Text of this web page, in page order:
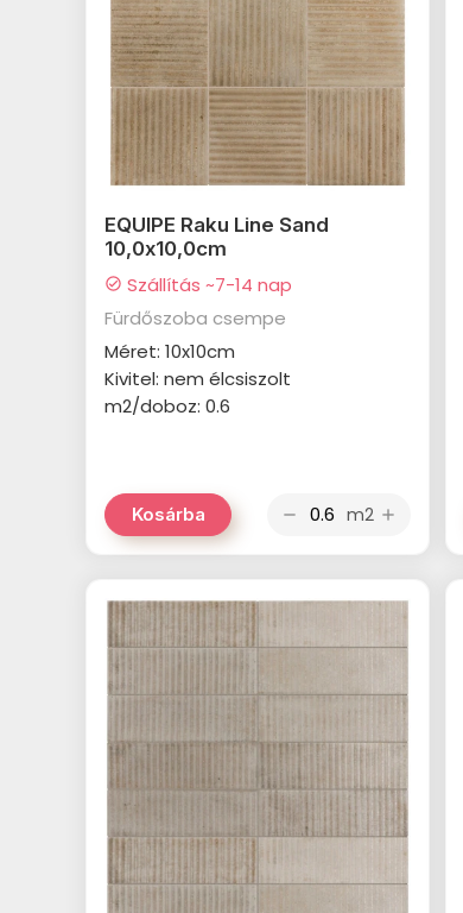
EQUIPE Raku Line Sand
10,0x10,0cm
check_circle Szállítás ~7-14 nap
Fürdőszoba csempe
Méret: 10x10cm
Kivitel: nem élcsiszolt
m2/doboz: 0.6
Kosárba remove m2 add